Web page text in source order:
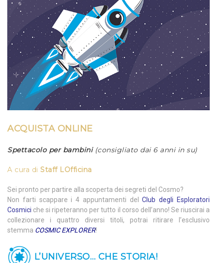
ACQUISTA ONLINE
Spettacolo per bambini (consigliato dai 6 anni in su)
A cura di Staff LOfficina
Sei pronto per partire alla scoperta dei segreti del Cosmo?
Non farti scappare i 4 appuntamenti delClub degli Esploratori
Cosmici che si ripeteranno per tutto il corso dell’anno! Se riuscirai a
collezionare i quattro diversi titoli, potrai ritirare l’esclusivo
stemma COSMIC EXPLORER!
L’UNIVERSO… CHE STORIA!